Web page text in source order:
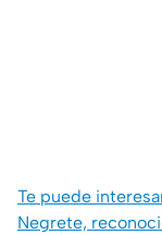
Te puede
Negrete,